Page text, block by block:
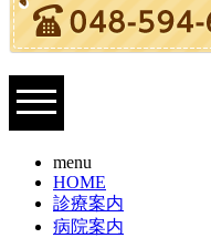
menu
HOME
診療案内
病院案内